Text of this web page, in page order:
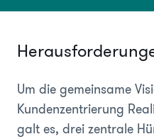
Um die gemeinsame
Kundenzentrierung
galt es, drei zentrale